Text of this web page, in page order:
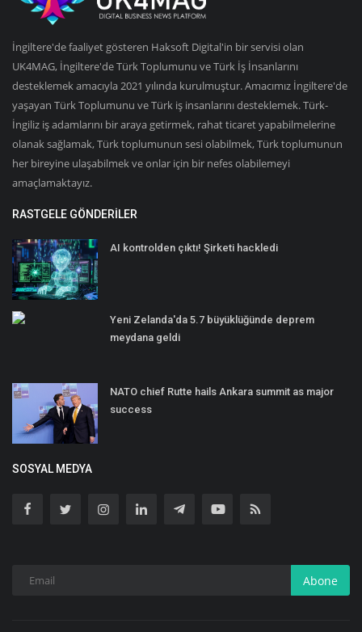
İngiltere'de faaliyet gösteren Haksoft Digital'in bir servisi olan
UK4MAG, İngiltere'de Türk Toplumunu ve Türk İş İnsanlarını
desteklemek amacıyla 2021 yılında kurulmuştur. Amacımız İngiltere'de
yaşayan Türk Toplumunu ve Türk iş insanlarını desteklemek. Türk-
İngiliz iş adamlarını bir araya getirmek, rahat ticaret yapabilmelerine
olanak sağlamak, Türk toplumunun sesi olabilmek, Türk toplumunun
her bireyine ulaşabilmek ve onlar için bir nefes olabilemeyi
amaçlamaktayız.
RASTGELE GÖNDERILER
AI kontrolden çıktı! Şirketi hackledi
Yeni Zelanda'da 5.7 büyüklüğünde deprem
meydana geldi
NATO chief Rutte hails Ankara summit as major
success
SOSYAL MEDYA
Abone